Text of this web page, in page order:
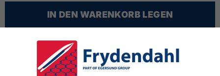
IN DEN WARENKORB LEGEN
Montiertes Forellennetz